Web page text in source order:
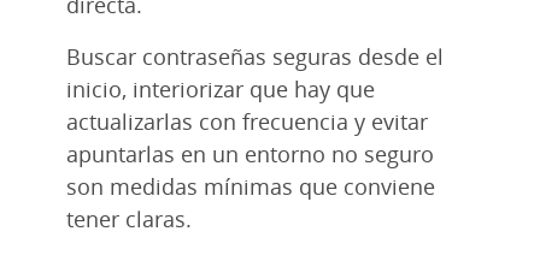
Buscar contraseñas seguras desde el
inicio, interiorizar que hay que
actualizarlas con frecuencia y evitar
apuntarlas en un entorno no seguro
son medidas mínimas que conviene
tener claras.